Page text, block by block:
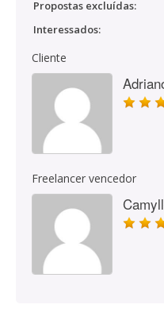
Propostas excluídas:
Interessados:
Cliente
Freelancer vencedor